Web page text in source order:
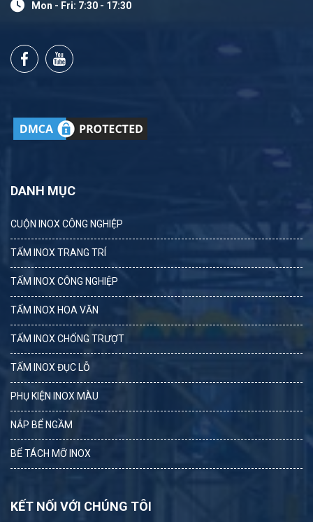
Mon - Fri: 7:30 - 17:30
DANH MỤC
CUỘN INOX CÔNG NGHIỆP
TẤM INOX TRANG TRÍ
TẤM INOX CÔNG NGHIỆP
TẤM INOX HOA VĂN
TẤM INOX CHỐNG TRƯỢT
TẤM INOX ĐỤC LỖ
PHỤ KIỆN INOX MÀU
NẮP BỂ NGẦM
BỂ TÁCH MỠ INOX
KẾT NỐI VỚI CHÚNG TÔI